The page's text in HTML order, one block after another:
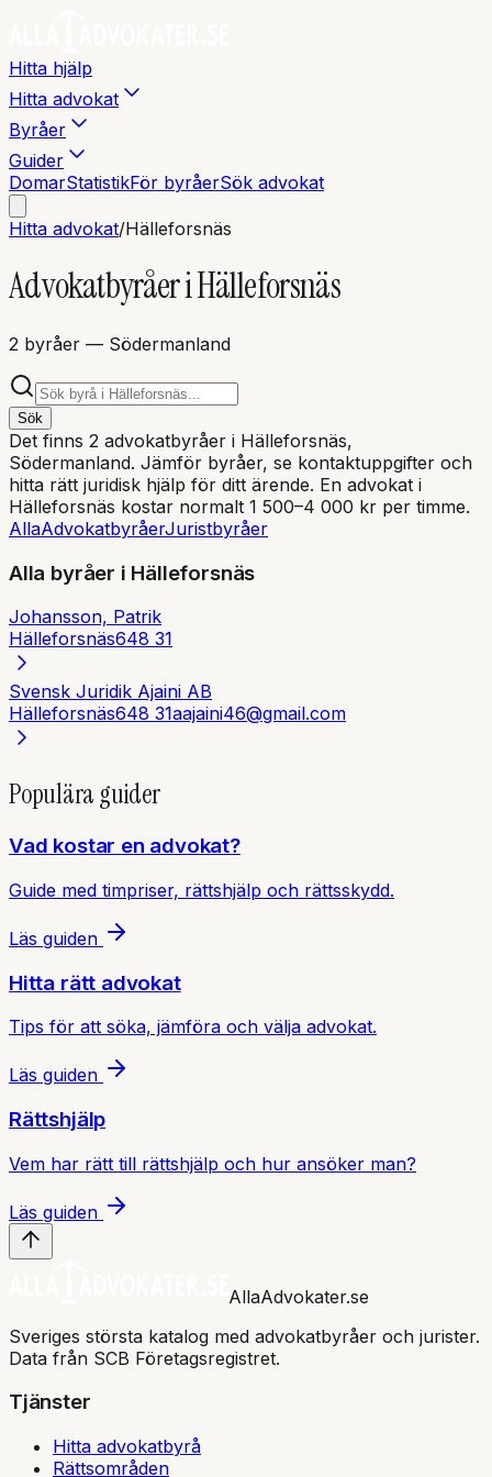
Hitta hjälp
Hitta advokat
Byråer
Guider
DomarStatistikFör byråerSök advokat
Hitta advokat/Hälleforsnäs
Advokatbyråer iHälleforsnäs
2 byråer — Södermanland
Sök
Det finns 2 advokatbyråer i Hälleforsnäs,
Södermanland. Jämför byråer, se kontaktuppgifter och
hitta rätt juridisk hjälp för ditt ärende. En advokat i
Hälleforsnäs kostar normalt 1 500–4 000 kr per timme.
AllaAdvokatbyråerJuristbyråer
Alla byråer i Hälleforsnäs
Johansson, Patrik
Hälleforsnäs648 31
Svensk Juridik Ajaini AB
Hälleforsnäs648 31aajaini46@gmail.com
Populära guider
Vad kostar en advokat?
Guide med timpriser, rättshjälp och rättsskydd.
Läs guiden
Hitta rätt advokat
Tips för att söka, jämföra och välja advokat.
Läs guiden
Rättshjälp
Vem har rätt till rättshjälp och hur ansöker man?
Läs guiden
AllaAdvokater.se
Sveriges största katalog med advokatbyråer och jurister.
Data från SCB Företagsregistret.
Tjänster
Hitta advokatbyrå
Rättsområden